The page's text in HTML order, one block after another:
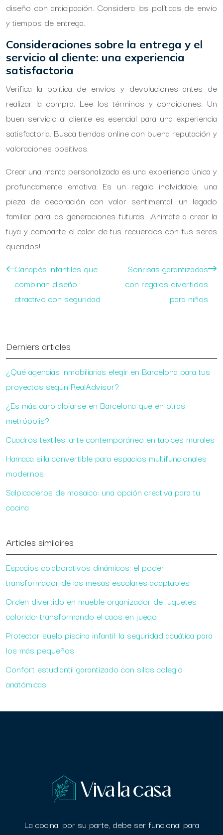
diseño con anticipación. Considera las políticas de envío
y tiempos de entrega.
Consideraciones sobre la entrega y el
servicio al cliente: una experiencia
satisfactoria
Verifica la política de envíos y devoluciones antes de
realizar la compra. Lee los términos y condiciones. Un
buen servicio al cliente es esencial para una experiencia
satisfactoria. Busca tiendas online con buena reputación y
valoraciones positivas.
Crear una manta personalizada es una experiencia única y
profundamente emotiva. Es un regalo inolvidable, una
pieza de decoración con valor sentimental, un legado
familiar para las generaciones futuras. ¡Anímate a crear la
tuya y comparte el calor de tus recuerdos con tus seres
queridos!
Canapés infantiles que
combinan diseño
atractivo con seguridad
Sonrisas garantizadas
con regalos divertidos
para niños
Derniers articles
¿Qué agencias inmobiliarias elegir en Barcelona para tus
proyectos según RealAdvisor?
¿Es más caro alojarse en Barcelona que en otras
metrópolis?
Cuadros textiles: arte contemporáneo en tapices murales
Hamaca silla convertible para espacios multifuncionales
modernos
Salpicaderos de mosaico: una opción creativa para tu
cocina
Articles similaires
Espacios colaborativos dinámicos: el poder
transformador de las mesas escolares adaptables
Orden divertido en mueble organizador de juguetes
colorido: transformando el caos en juego
Protector suelo piscina infantil: la seguridad acuática para
los más pequeños
Confort estudiantil garantizado con sillas colegio
anatómicas
La cocina, por su parte, debe ser funcional para